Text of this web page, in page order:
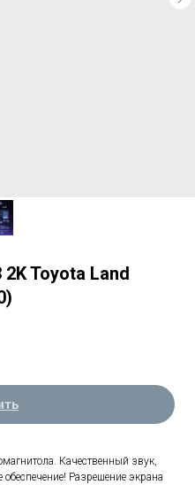
Toyota Land
Качественный звук,
Разрешение экрана